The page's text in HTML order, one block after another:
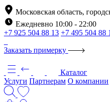
Московская область,
Ежедневно 10:00 - 22:00
+7 925 504 88 13 +7 495 504 88
Заказать примерку
Каталог
Услуги Партнерам О компании